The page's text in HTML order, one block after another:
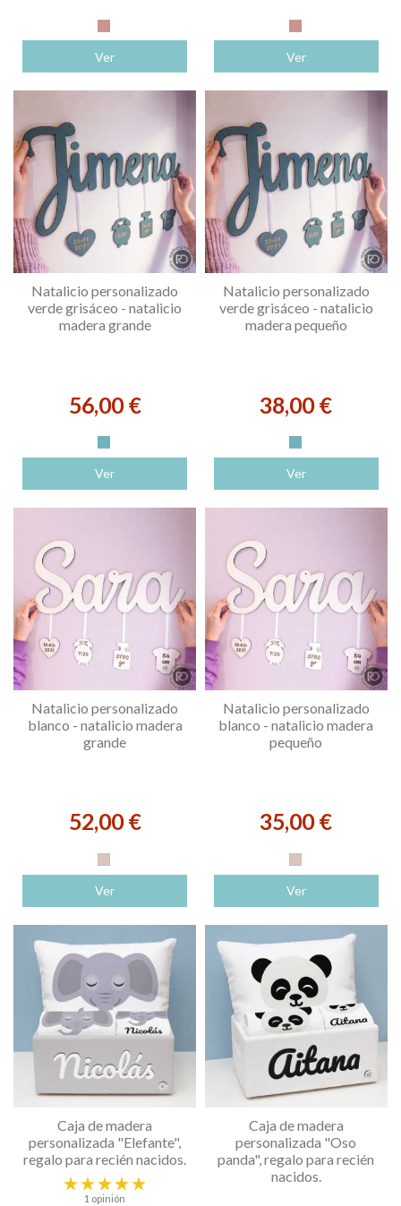
Rosa
Ver
Rosa
Ver
Natalicio personalizado
verde grisáceo - natalicio
madera grande
56,00 €
Verde grisáceo
Ver
Natalicio personalizado
verde grisáceo - natalicio
madera pequeño
38,00 €
Verde grisáceo
Ver
Natalicio personalizado
blanco - natalicio madera
grande
52,00 €
Blanco
Ver
Natalicio personalizado
blanco - natalicio madera
pequeño
35,00 €
Blanco
Ver
Caja de madera
personalizada "Elefante",
regalo para recién nacidos.
1 opinión
Caja de madera
personalizada "Oso
panda", regalo para recién
nacidos.